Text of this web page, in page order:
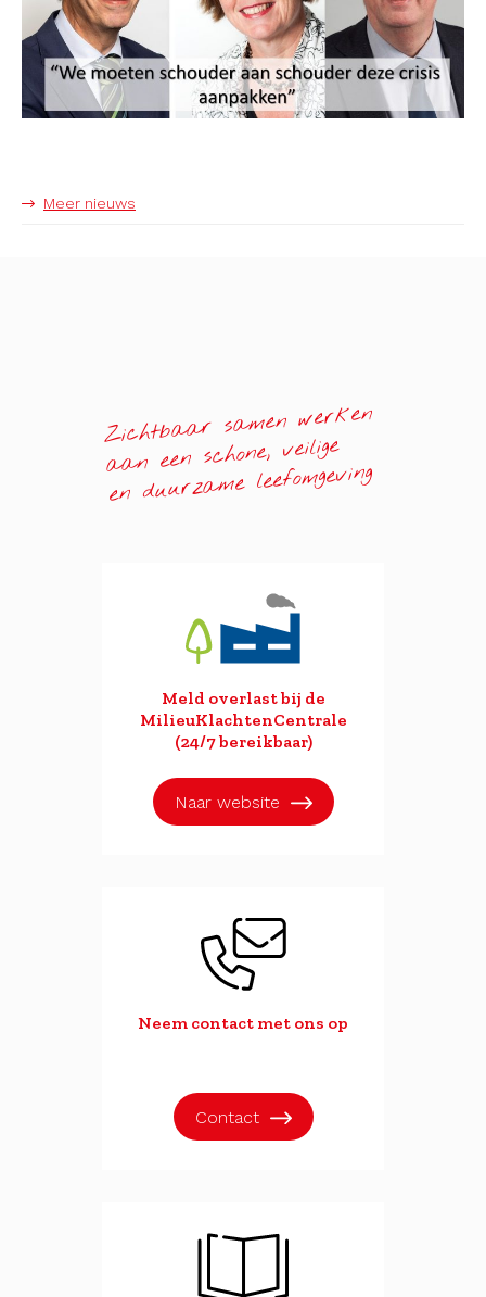
Meer nieuws
Zichtbaar samen werken
aan een schone, veilige
en duurzame leefomgeving
Meld overlast bij de
MilieuKlachtenCentrale
(24/7 bereikbaar)
Naar website
Neem contact met ons op
Contact